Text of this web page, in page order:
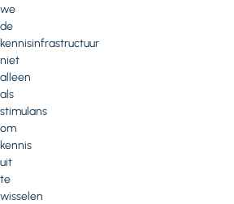
we
de
kennisinfrastructuur
niet
alleen
als
stimulans
om
kennis
uit
te
wisselen